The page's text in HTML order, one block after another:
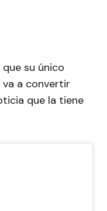
su único
va a convertir
que la tiene